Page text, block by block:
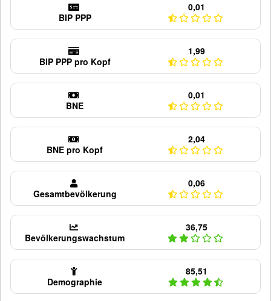
BIP PPP
0,01
BIP PPP pro Kopf
1,99
BNE
0,01
BNE pro Kopf
2,04
Gesamtbevölkerung
0,06
Bevölkerungswachstum
36,75
Demographie
85,51